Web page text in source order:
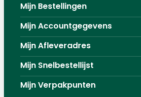
Mijn Bestellingen
Mijn Accountgegevens
Mijn Afleveradres
Mijn Snelbestellijst
Mijn Verpakpunten